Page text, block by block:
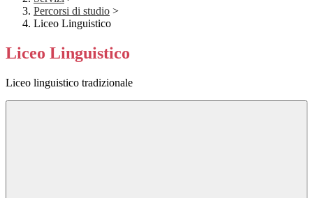
Percorsi di studio >
Liceo Linguistico
Liceo Linguistico
Liceo linguistico tradizionale